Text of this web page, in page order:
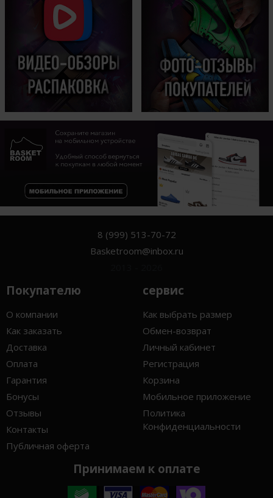
8 (999) 513-70-72
Basketroom@inbox.ru
Покупателю
О компании
Как заказать
Доставка
Оплата
Гарантия
Бонусы
Отзывы
Контакты
Публичная оферта
сервис
Как выбрать размер
Обмен-возврат
Личный кабинет
Регистрация
Корзина
Мобильное приложение
Политика
Конфиденциальности
Принимаем к оплате